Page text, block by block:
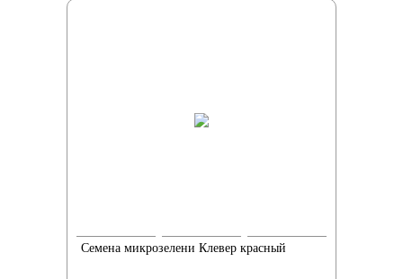
Семена микрозелени Клевер красный